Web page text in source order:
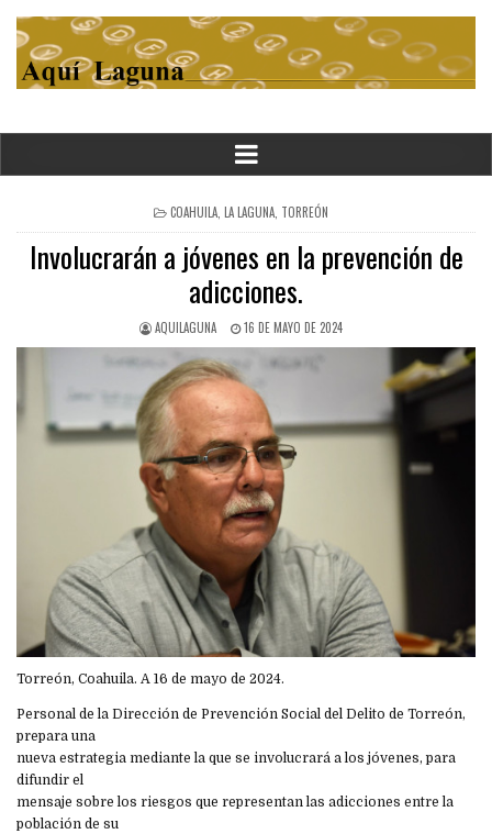
POSTED
IN
COAHUILA, LA LAGUNA, TORREÓN
Involucrarán a jóvenes en la prevención de
adicciones.
AQUILAGUNA 16 DE MAYO DE 2024
Torreón, Coahuila. A 16 de mayo de 2024.
Personal de la Dirección de Prevención Social del Delito de Torreón,
prepara una
nueva estrategia mediante la que se involucrará a los jóvenes, para
difundir el
mensaje sobre los riesgos que representan las adicciones entre la
población de su